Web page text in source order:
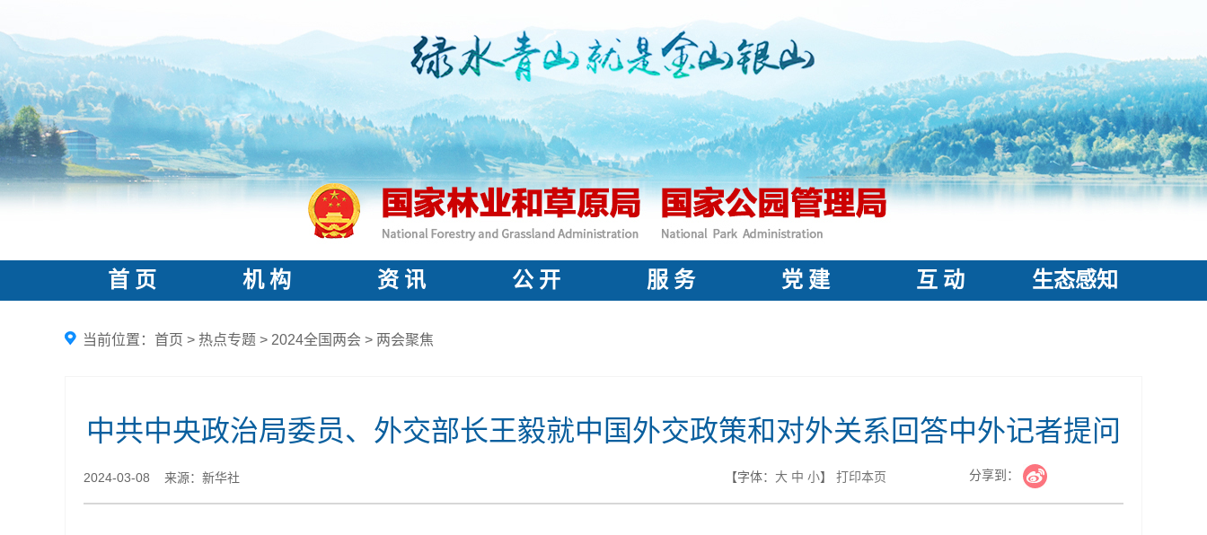
首 页 机 构 资 讯 公 开 服 务 党 建 互 动 生态感知
当前位置： 首页 > 热点专题 > 2024全国两会 > 两会聚焦
中共中央政治局委员、外交部长王毅就中国外交政策和对外关系回答中外记者提问
2024-03-08 来源：新华社 【字体： 大 中 小】 打印本页 分享到：